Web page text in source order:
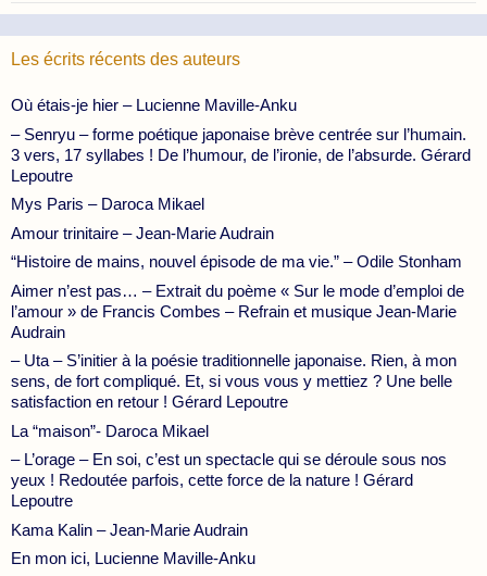
Les écrits récents des auteurs
Où étais-je hier – Lucienne Maville-Anku
– Senryu – forme poétique japonaise brève centrée sur l’humain.
3 vers, 17 syllabes ! De l’humour, de l’ironie, de l’absurde. Gérard
Lepoutre
Mys Paris – Daroca Mikael
Amour trinitaire – Jean-Marie Audrain
“Histoire de mains, nouvel épisode de ma vie.” – Odile Stonham
Aimer n’est pas… – Extrait du poème « Sur le mode d’emploi de
l’amour » de Francis Combes – Refrain et musique Jean-Marie
Audrain
– Uta – S’initier à la poésie traditionnelle japonaise. Rien, à mon
sens, de fort compliqué. Et, si vous vous y mettiez ? Une belle
satisfaction en retour ! Gérard Lepoutre
La “maison”- Daroca Mikael
– L’orage – En soi, c’est un spectacle qui se déroule sous nos
yeux ! Redoutée parfois, cette force de la nature ! Gérard
Lepoutre
Kama Kalin – Jean-Marie Audrain
En mon ici, Lucienne Maville-Anku